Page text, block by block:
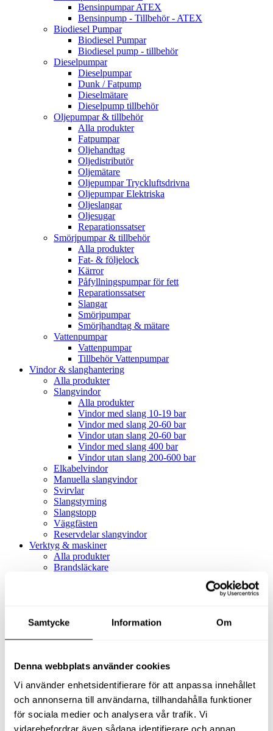
Samtycke Information Om
Denna webbplats använder cookies
Vi använder enhetsidentifierare för att anpassa innehållet
och annonserna till användarna, tillhandahålla funktioner
för sociala medier och analysera vår trafik. Vi
vidarebefordrar även sådana identifierare och annan
Bensinpumpar ATEX
Bensinpump - Tillbehör - ATEX
Biodiesel Pumpar
Biodiesel Pumpar
Biodiesel pump - tillbehör
Dieselpumpar
Dieselpumpar
Dunk / Fatpump
Dieselmätare
Dieselpump tillbehör
Oljepumpar & tillbehör
Alla produkter
Fatpumpar
Oljehandtag
Oljedistributör
Oljemätare
Oljepumpar Tryckluftsdrivna
Oljepumpar Elektriska
Oljeslangar
Oljesugar
Reparationssatser
Smörjpumpar & tillbehör
Alla produkter
Fat- & följelock
Kärror
Påfyllningspumpar för fett
Reparationssatser
Slangar
Smörjpumpar
Smörjhandtag & mätare
Vattenpumpar
Vattenpumpar
Tillbehör Vattenpumpar
Vindor & slanghantering
Alla produkter
Slangvindor
Alla produkter
Vindor med slang 10-19 bar
Vindor med slang 20-60 bar
Vindor utan slang 20-60 bar
Vindor med slang 400 bar
Vindor utan slang 200-600 bar
Elkabelvindor
Manuella slangvindor
Svirvlar
Slangstyrning
Slangstopp
Väggfästen
Reservdelar slangvindor
Verktyg & maskiner
Alla produkter
Brandsläckare
Alla produkter
Slangfäste
Textil- & Våtdammsugare
Tillbehör Textil- & våtdammsugare
Adaptrar
Dammsugare